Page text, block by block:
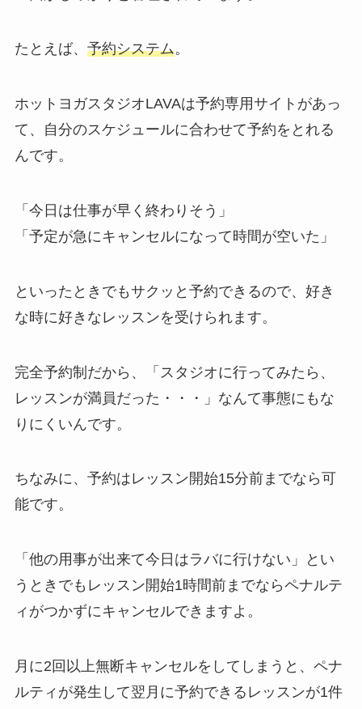
たとえば、 予約システム。
ホットヨガスタジオLAVAは予約専用サイトがあっ
て、自分のスケジュールに合わせて予約をとれる
んです。
「今日は仕事が早く終わりそう」
「予定が急にキャンセルになって時間が空いた」
といったときでもサクッと予約できるので、好き
な時に好きなレッスンを受けられます。
完全予約制だから、
「スタジオに行ってみたら、
レッスンが満員だった・・・」 なんて事態にもな
りにくいんです。
ちなみに、予約はレッスン開始15分前までなら可
能です。
「他の用事が出来て今日はラバに行けない」
とい
うときでもレッスン開始1時間前までならペナルテ
ィがつかずにキャンセルできますよ。
月に2回以上無断キャンセルをしてしまうと、ペナ
ルティが発生して翌月に予約できるレッスンが1件